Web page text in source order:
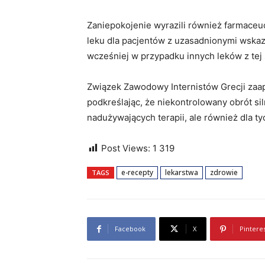
Zaniepokojenie wyrazili również
leku dla pacjentów z uzasadnionymi
wcześniej w przypadku innych leków z tej
Związek Zawodowy Internistów Grecji
podkreślając, że niekontrolowany obrót
nadużywających terapii, ale również dla
Post Views: 1 319
TAGS e-recepty lekarstwa zdrowie
Facebook X